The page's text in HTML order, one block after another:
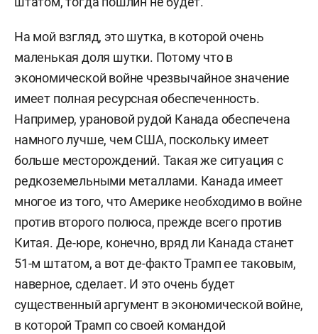
На мой взгляд, это шутка, в которой очень
маленькая доля шутки. Потому что в
экономической войне чрезвычайное значение
имеет полная ресурсная обеспеченность.
Например, урановой рудой Канада обеспечена
намного лучше, чем США, поскольку имеет
больше месторождений. Такая же ситуация с
редкоземельными металлами. Канада имеет
многое из того, что Америке необходимо в войне
против второго полюса, прежде всего против
Китая. Де-юре, конечно, вряд ли Канада станет
51-м штатом, а вот де-факто Трамп ее таковым,
наверное, сделает. И это очень будет
существенный аргумент в экономической войне,
в которой Трамп со своей командой